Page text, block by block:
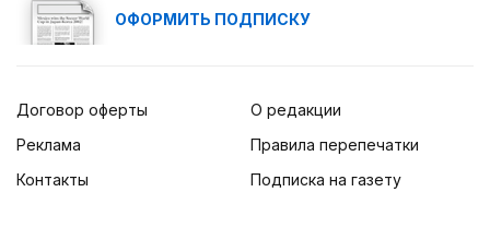
ОФОРМИТЬ ПОДПИСКУ
Договор оферты
Реклама
Контакты
О редакции
Правила перепечатки
Подписка на газету